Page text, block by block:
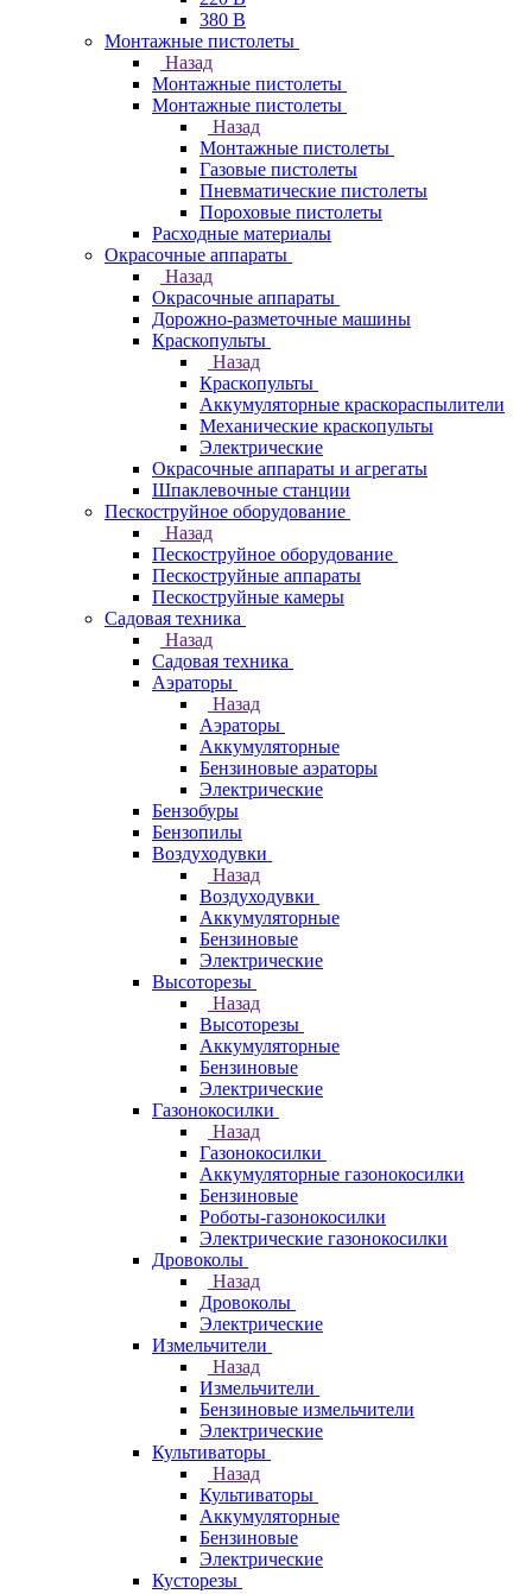
380 В
Монтажные пистолеты
Назад
Монтажные пистолеты
Монтажные пистолеты
Назад
Монтажные пистолеты
Газовые пистолеты
Пневматические пистолеты
Пороховые пистолеты
Расходные материалы
Окрасочные аппараты
Назад
Окрасочные аппараты
Дорожно-разметочные машины
Краскопульты
Назад
Краскопульты
Аккумуляторные краскораспылители
Механические краскопульты
Электрические
Окрасочные аппараты и агрегаты
Шпаклевочные станции
Пескоструйное оборудование
Назад
Пескоструйное оборудование
Пескоструйные аппараты
Пескоструйные камеры
Садовая техника
Назад
Садовая техника
Аэраторы
Назад
Аэраторы
Аккумуляторные
Бензиновые аэраторы
Электрические
Бензобуры
Бензопилы
Воздуходувки
Назад
Воздуходувки
Аккумуляторные
Бензиновые
Электрические
Высоторезы
Назад
Высоторезы
Аккумуляторные
Бензиновые
Электрические
Газонокосилки
Назад
Газонокосилки
Аккумуляторные газонокосилки
Бензиновые
Роботы-газонокосилки
Электрические газонокосилки
Дровоколы
Назад
Дровоколы
Электрические
Измельчители
Назад
Измельчители
Бензиновые измельчители
Электрические
Культиваторы
Назад
Культиваторы
Аккумуляторные
Бензиновые
Электрические
Кусторезы